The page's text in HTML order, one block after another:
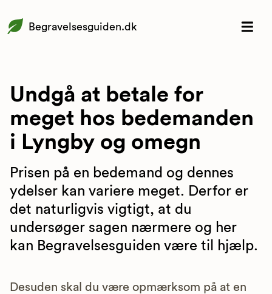
Begravelsesguiden.dk
Undgå at betale for
meget hos bedemanden
i Lyngby og omegn
Prisen på en bedemand og dennes
ydelser kan variere meget. Derfor er
det naturligvis vigtigt, at du
undersøger sagen nærmere og her
kan Begravelsesguiden være til hjælp.
Desuden skal du være opmærksom på at en